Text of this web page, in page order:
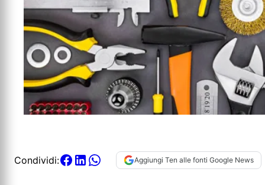
Condividi: Aggiungi Ten alle fonti Google News